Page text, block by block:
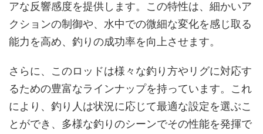
アな反響感度を提供します。この特性は、細かいア
クションの制御や、水中での微細な変化を感じ取る
能力を高め、釣りの成功率を向上させます。
さらに、このロッドは様々な釣り方やリグに対応す
るための豊富なラインナップを持っています。これ
により、釣り人は状況に応じて最適な設定を選ぶこ
とができ、多様な釣りのシーンでその性能を発揮で